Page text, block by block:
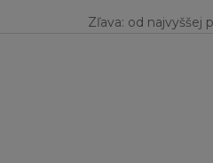
Zľava: od najvyššej